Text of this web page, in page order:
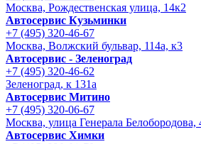
Москва, Рождественская улица, 14к2
Автосервис Кузьминки
+7 (495) 320-46-67
Москва, Волжский бульвар, 114а, к3
Автосервис - Зеленоград
+7 (495) 320-46-62
Зеленоград, к 131а
Автосервис Митино
+7 (495) 320-06-67
Москва, улица Генерала Белобородова,
Автосервис Химки